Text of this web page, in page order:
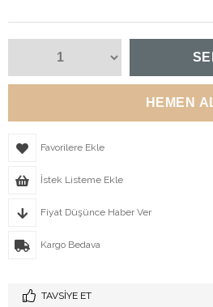
Favorilere Ekle
İstek Listeme Ekle
Fiyat Düşünce Haber Ver
Kargo Bedava
TAVSIYE ET